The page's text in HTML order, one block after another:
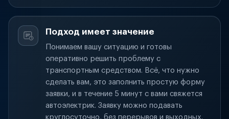
Подход имеет значение
Понимаем вашу ситуацию и готовы
оперативно решить проблему с
транспортным средством. Всё, что нужно
сделать вам, это заполнить простую форму
заявки, и в течение 5 минут с вами свяжется
автоэлектрик. Заявку можно подавать
круглосуточно, без перерывов и выходных.